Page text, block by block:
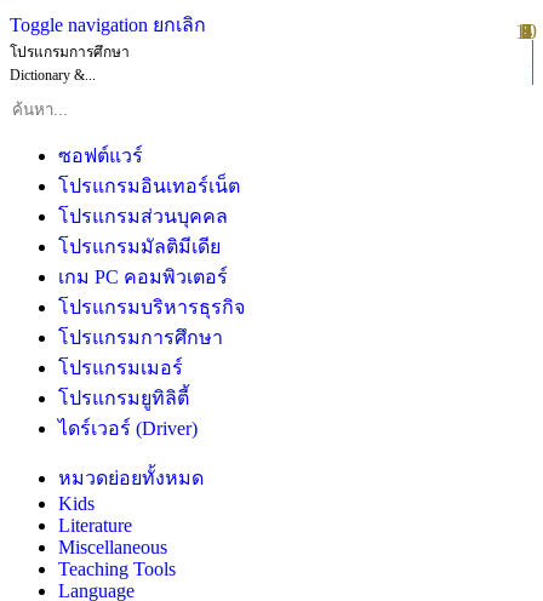
Toggle navigation ยกเลิก
โปรแกรมการศึกษา
Dictionary &...
ซอฟต์แวร์
โปรแกรมอินเทอร์เน็ต
โปรแกรมส่วนบุคคล
โปรแกรมมัลติมีเดีย
เกม PC คอมพิวเตอร์
โปรแกรมบริหารธุรกิจ
โปรแกรมการศึกษา
โปรแกรมเมอร์
โปรแกรมยูทิลิตี้
ไดร์เวอร์ (Driver)
หมวดย่อยทั้งหมด
Kids
Literature
Miscellaneous
Teaching Tools
Language
1
2
3
4
5
6
7
8
9
10